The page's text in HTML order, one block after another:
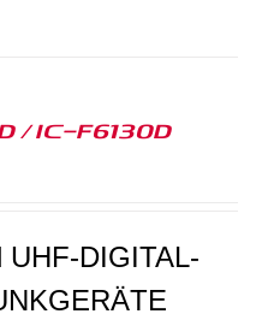
/ IC-F6130D
UHF-DIGITAL-